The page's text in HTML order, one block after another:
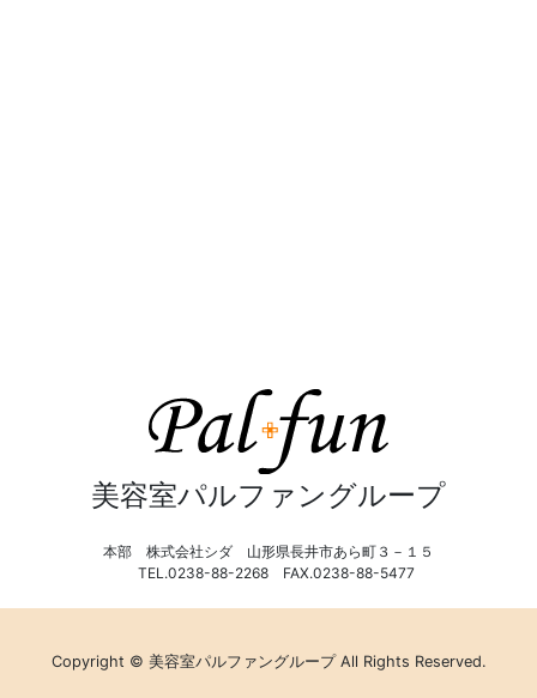
美容室パルファングループ
本部 株式会社シダ 山形県長井市あら町３－１５
TEL.0238-88-2268 FAX.0238-88-5477
Copyright © 美容室パルファングループ All Rights Reserved.